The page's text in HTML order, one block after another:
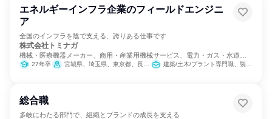
エネルギーインフラ企業のフィールドエンジニ
ア
全国のインフラを陰で支える、誇りある仕事です
株式会社トミナガ
機械・医療機器メーカー、商用・産業用機械サービス、電力・ガス・水道・
エネルギー
27年卒 宮城県、埼玉県、東京都、長野県、愛知県、三重県、京都府、大阪府、兵庫県、和歌山県、鳥取県、島根県、岡山県、広島県、徳島県、香川県、愛媛県、高知県、福岡県、熊本県、大分県、鹿児島県 建築/土木/プラント専門職、製造・生産工程
総合職
多岐にわたる部門で、組織とブランドの成長を支える